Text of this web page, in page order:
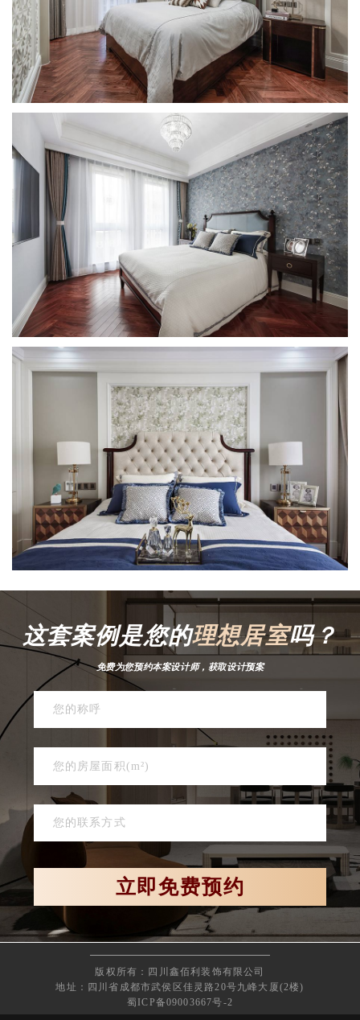
这套案例是您的理想居室吗？
免费为您预约本案设计师，获取设计预案
版权所有：四川鑫佰利装饰有限公司
地址：四川省成都市武侯区佳灵路20号九峰大厦(2楼)
蜀ICP备09003667号-2